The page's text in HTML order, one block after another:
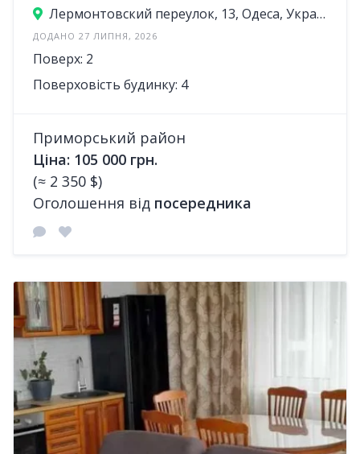
Лермонтовский переулок, 13, Одеса, Україна
ДОДАНО 27 ЛИПНЯ, 2026
Поверх: 2
Поверховість будинку: 4
Приморський район
Ціна: 105 000 грн.
(≈ 2 350 $)
Оголошення від посередника